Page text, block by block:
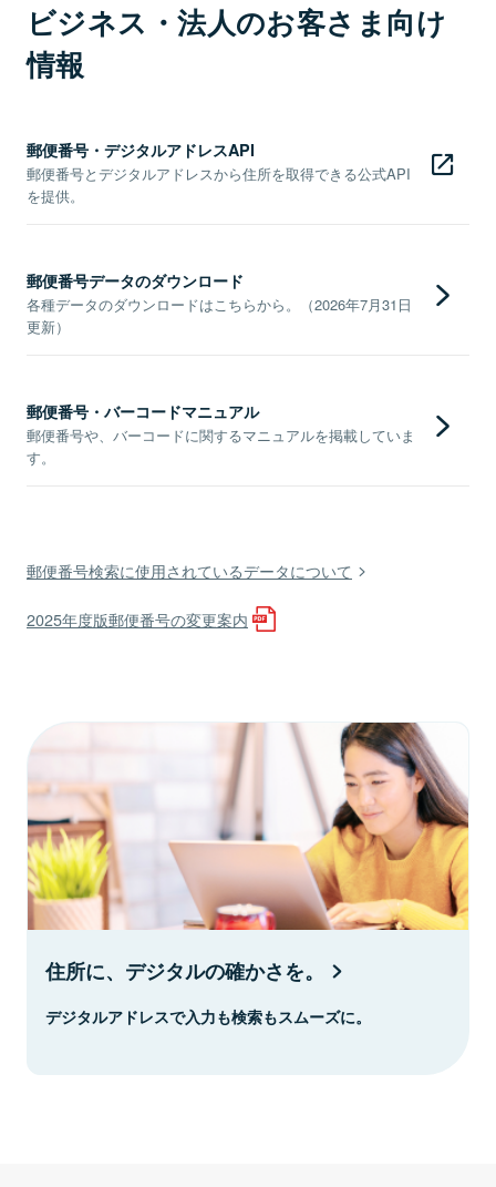
ビジネス・法人のお客さま向け
情報
郵便番号・デジタルアドレスAPI
郵便番号とデジタルアドレスから住所を取得できる公式API
を提供。
郵便番号データのダウンロード
各種データのダウンロードはこちらから。（2026年7月31日
更新）
郵便番号・バーコードマニュアル
郵便番号や、バーコードに関するマニュアルを掲載していま
す。
郵便番号検索に使用されているデータについて
2025年度版郵便番号の変更案内
住所に、デジタルの確かさを。
デジタルアドレスで入力も検索もスムーズに。